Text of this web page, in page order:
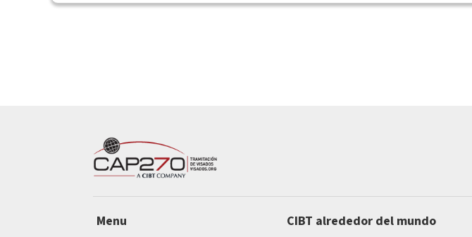
Menu CIBT alrededor del mundo